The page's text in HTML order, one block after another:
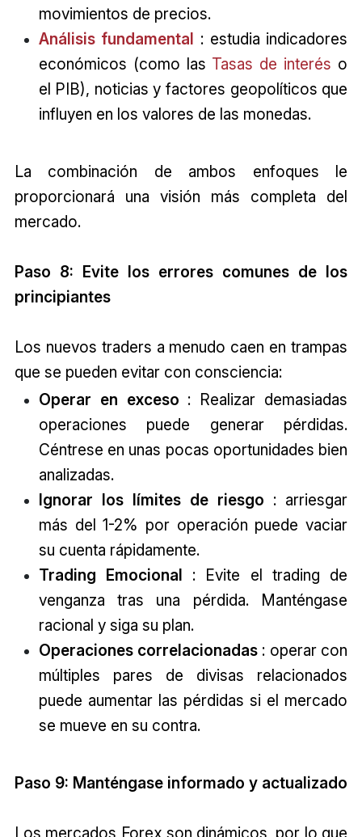
movimientos de precios.
Análisis fundamental : estudia indicadores
económicos (como las Tasas de interés o
el PIB), noticias y factores geopolíticos que
influyen en los valores de las monedas.
La combinación de ambos enfoques le
proporcionará una visión más completa del
mercado.
Paso 8: Evite los errores comunes de los
principiantes
Los nuevos traders a menudo caen en trampas
que se pueden evitar con consciencia:
Operar en exceso : Realizar demasiadas
operaciones puede generar pérdidas.
Céntrese en unas pocas oportunidades bien
analizadas.
Ignorar los límites de riesgo : arriesgar
más del 1-2% por operación puede vaciar
su cuenta rápidamente.
Trading Emocional : Evite el trading de
venganza tras una pérdida. Manténgase
racional y siga su plan.
Operaciones correlacionadas : operar con
múltiples pares de divisas relacionados
puede aumentar las pérdidas si el mercado
se mueve en su contra.
Paso 9: Manténgase informado y actualizado
Los mercados Forex son dinámicos, por lo que